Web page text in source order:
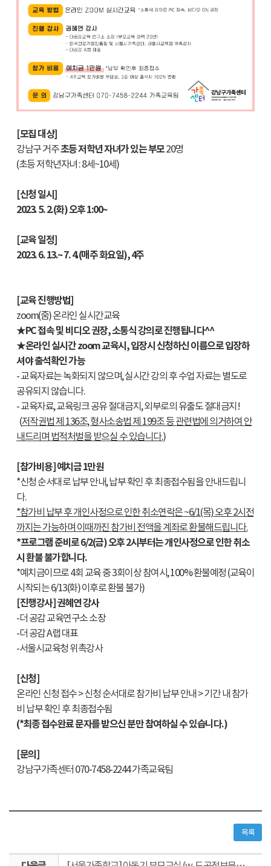
[모집 대상]
강남구 거주초등 저학년 자녀가 있는 부모20명
(초등 저학년자녀 : 8세~10세)
[신청 일시]
2023. 5. 2.(화) 오후 1:00~
[교육 일정]
2023. 6. 13.~ 7. 4.(매주 화요일), 4주
[교육 진행방법]
zoom(줌) 온라인 실시간교육
★PC 접속 및 비디오 권장, 소통식 강의로 진행됩니다^^
★온라인 실시간 zoom 교육시, 입장시 신청하신 이름으로 입장하
셔야 출석확인 가능
- 교육자료는 녹화되지 않으며, 실시간 강의 후 수업 자료는 별도로
공유되지 않습니다.
- 교육자료, 교육링크 공유 절대금지, 외부로의 유출도 절대금지!
(저작권법 제 136조, 형사소송법 제 199조 등 관련법에 의거하여 안
내드리며 법적처벌을 받으실 수 있습니다.)
[참가비용] 예치금 1만원
*신청 순서대로 납부 안내, 납부 확인 후 최종접수됨을 안내드립니
다.
*참가비 납부 후 개인사정으로 인한 취소연락은 ~6/1(목) 오후 2시전
까지는 가능하며 이때까진 참가비 전액을 계좌로 환불해드립니다.
*프로그램 준비로 6/2(금) 오후 2시부터는 개인사정으로 인한 취소
시 환불 불가합니다.
*예치금이므로 4회 교육 중 3회이상 참여시, 100% 환불예정 (교육이
시작되는 6/13(화) 이후로 환불 불가)
[진행강사] 권혜연 강사
-더 공감 교육연구소 소장
-더 공감 A랩 대표
-서울시교육청 위촉강사
[신청]
온라인 신청 접수 > 신청 순서대로 참가비 납부 안내 > 기간 내 참가
비 납부 확인 후 최종접수됨
(*최종 접수완료 문자를 받으신 분만 참여하실 수 있습니다.)
[문의]
강남구가족센터 070-7458-2244 가족교육팀
목록